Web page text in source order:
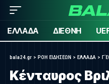
ΕΛΛΑΔΑ ΔΙΕΘΝΗ
bala24.gr > ΡΟΗ ΕΙΔΗΣΕΩΝ > ΕΛΛΑΔΑ >
Κένταυρος